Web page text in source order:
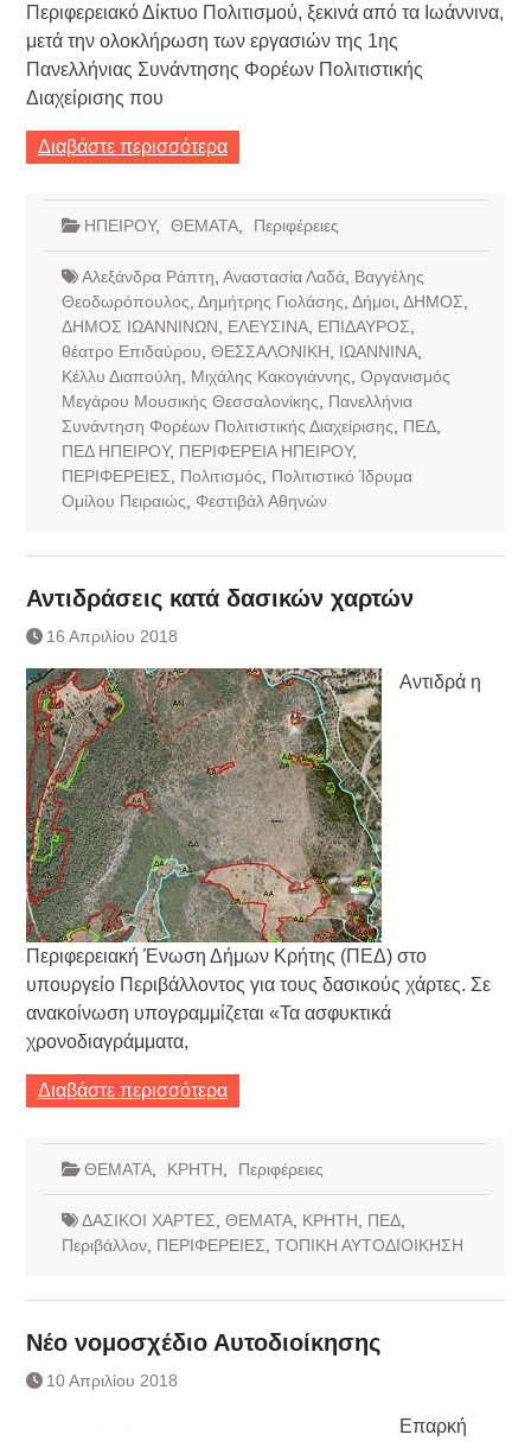
Περιφερειακό Δίκτυο Πολιτισμού, ξεκινά από τα Ιωάννινα,
μετά την ολοκλήρωση των εργασιών της 1ης
Πανελλήνιας Συνάντησης Φορέων Πολιτιστικής
Διαχείρισης που
Διαβάστε περισσότερα
ΗΠΕΙΡΟΥ, ΘΕΜΑΤΑ, Περιφέρειες
Αλεξάνδρα Ράπτη Αναστασία Λαδά, Βαγγέλης
Θεοδωρόπουλος Δημήτρης Γιολάσης Δήμοι, ΔΗΜΟΣ
ΔΗΜΟΣ ΙΩΑΝΝΙΝΩΝ
ΕΛΕΥΣΙΝΑ, ΕΠΙΔΑΥΡΟΣ
θέατρο Επιδαύρου ΘΕΣΣΑΛΟΝΙΚΗ ΙΩΑΝΝΙΝΑ,
Κέλλυ Διαπούλη
Μιχάλης Κακογιάννης Οργανισμός
Μεγάρου Μουσικής Θεσσαλονίκης
Πανελλήνια
Συνάντηση Φορέων Πολιτιστικής Διαχείρισης
ΠΕΔ,
ΠΕΔ ΗΠΕΙΡΟΥ, ΠΕΡΙΦΕΡΕΙΑ ΗΠΕΙΡΟΥ,
ΠΕΡΙΦΕΡΕΙΕΣ
Πολιτισμός
Πολιτιστικό Ίδρυμα
Ομίλου Πειραιώς
Φεστιβάλ Αθηνών
Αντιδράσεις κατά δασικών χαρτών
16 Απριλίου 2018
Αντιδρά η
Περιφερειακή Ένωση Δήμων Κρήτης (ΠΕΔ) στο
υπουργείο Περιβάλλοντος για τους δασικούς χάρτες. Σε
ανακοίνωση υπογραμμίζεται «Τα ασφυκτικά
χρονοδιαγράμματα,
Διαβάστε περισσότερα
ΘΕΜΑΤΑ, ΚΡΗΤΗ Περιφέρειες
ΔΑΣΙΚΟΙ ΧΑΡΤΕΣ ΘΕΜΑΤΑ, ΚΡΗΤΗ ΠΕΔ,
Περιβάλλον, ΠΕΡΙΦΕΡΕΙΕΣ ΤΟΠΙΚΗ ΑΥΤΟΔΙΟΙΚΗΣΗ
Νέο νομοσχέδιο Αυτοδιοίκησης
10 Απριλίου 2018
Επαρκή